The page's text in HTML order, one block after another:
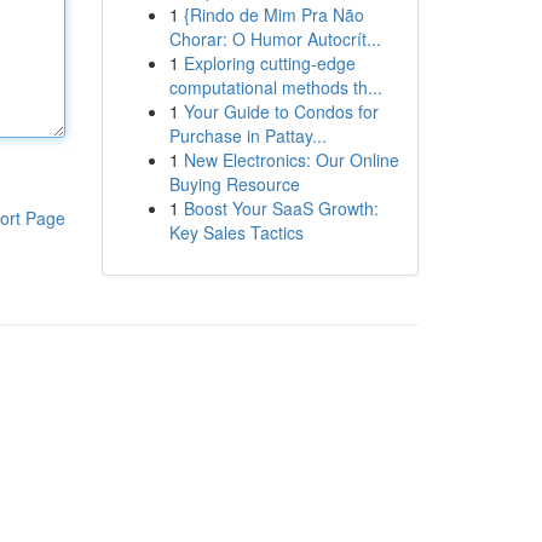
Page
1 {Rindo de Mim Pra Não
Chorar: O Humor Autocrít...
1 Exploring cutting-edge
computational methods th...
1 Your Guide to Condos for
Purchase in Pattay...
1 New Electronics: Our Online
Buying Resource
1 Boost Your SaaS Growth:
Key Sales Tactics